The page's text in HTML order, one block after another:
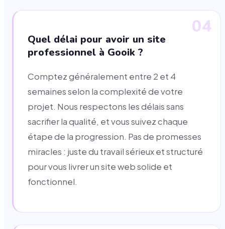
04
Quel délai pour avoir un site
professionnel à Gooik ?
Comptez généralement entre 2 et 4
semaines selon la complexité de votre
projet. Nous respectons les délais sans
sacrifier la qualité, et vous suivez chaque
étape de la progression. Pas de promesses
miracles : juste du travail sérieux et structuré
pour vous livrer un site web solide et
fonctionnel.